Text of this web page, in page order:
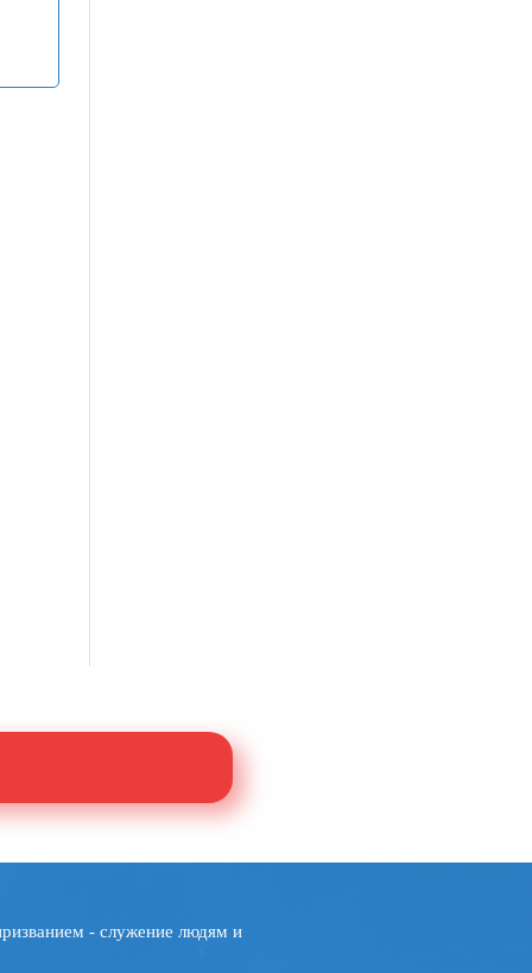
- служение людям и